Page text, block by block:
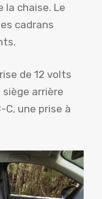
chaise. Le
cadrans
de 12 volts
arrière
une prise à